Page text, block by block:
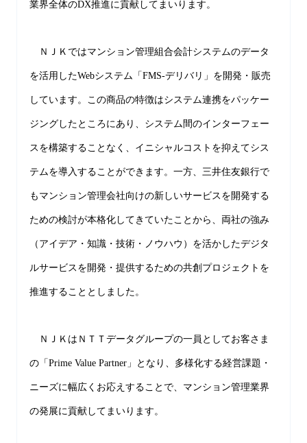
業界全体のDX推進に貢献してまいります。
ＮＪＫではマンション管理組合会計システムのデータ
を活用したWebシステム「FMS-デリバリ」を開発・販売
しています。この商品の特徴はシステム連携をパッケー
ジングしたところにあり、システム間のインターフェー
スを構築することなく、イニシャルコストを抑えてシス
テムを導入することができます。一方、三井住友銀行で
もマンション管理会社向けの新しいサービスを開発する
ための検討が本格化してきていたことから、両社の強み
（アイデア・知識・技術・ノウハウ）を活かしたデジタ
ルサービスを開発・提供するための共創プロジェクトを
推進することとしました。
ＮＪＫはＮＴＴデータグループの一員としてお客さま
の「Prime Value Partner」となり、多様化する経営課題・
ニーズに幅広くお応えすることで、マンション管理業界
の発展に貢献してまいります。